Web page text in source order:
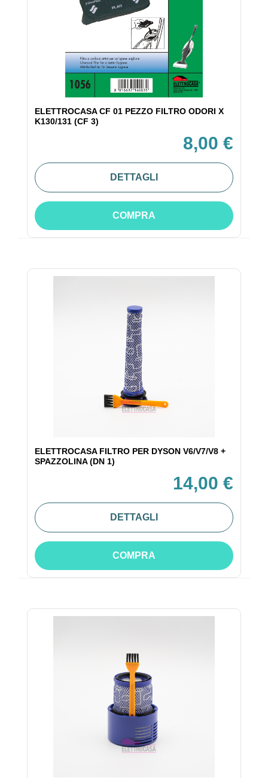
ELETTROCASA CF 01 PEZZO FILTRO ODORI X
K130/131 (CF 3)
8,00 €
DETTAGLI
COMPRA
ELETTROCASA FILTRO PER DYSON V6/V7/V8 +
SPAZZOLINA (DN 1)
14,00 €
DETTAGLI
COMPRA